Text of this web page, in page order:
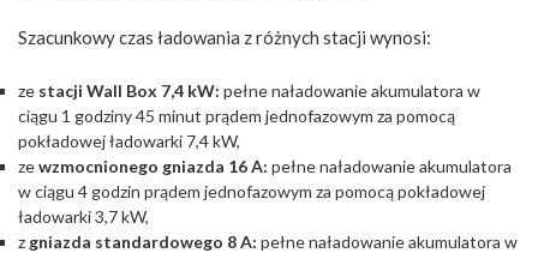
Szacunkowy czas ładowania z różnych stacji wynosi:
ze stacji Wall Box 7,4 kW: pełne naładowanie akumulatora w
ciągu 1 godziny 45 minut prądem jednofazowym za pomocą
pokładowej ładowarki 7,4 kW,
zewzmocnionego gniazda 16 A: pełne naładowanie akumulatora
w ciągu 4 godzin prądem jednofazowym za pomocą pokładowej
ładowarki 3,7 kW,
z gniazda standardowego 8 A: pełne naładowanie akumulatora w